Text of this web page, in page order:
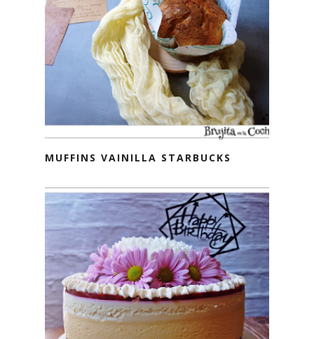
MUFFINS VAINILLA STARBUCKS